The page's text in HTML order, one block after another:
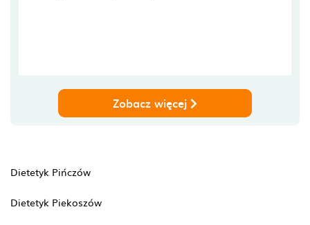
Zobacz więcej
Dietetyk Pińczów
Dietetyk Piekoszów